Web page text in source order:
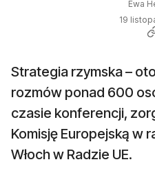
Ewa
19
Strategia rzymska –
rozmów ponad 600
czasie konferencji,
Komisję Europejską w
Włoch w Radzie UE.